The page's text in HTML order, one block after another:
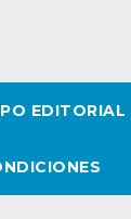
EDITORIAL